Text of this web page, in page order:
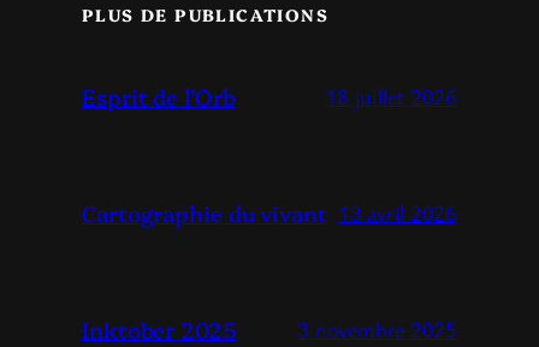
PLUS DE PUBLICATIONS
Esprit de l’Orb 18 juillet 2026
Cartographie du vivant 13 avril 2026
Inktober 2025 3 novembre 2025